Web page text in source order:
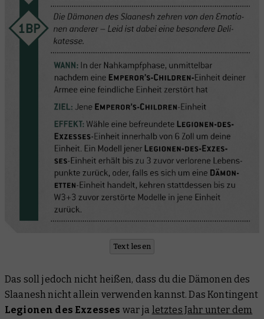
Text lesen
Das soll jedoch nicht heißen, dass du die Dämonen des
Slaanesh nicht allein verwenden kannst. Das Kontingent
Legionen des Exzesses war ja letztes Jahr unter dem